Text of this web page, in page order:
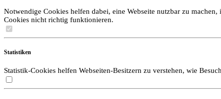
Notwendige Cookies helfen dabei, eine Webseite nutzbar zu
Cookies nicht richtig funktionieren.
Statistiken
Statistik-Cookies helfen Webseiten-Besitzern zu verstehen, wie